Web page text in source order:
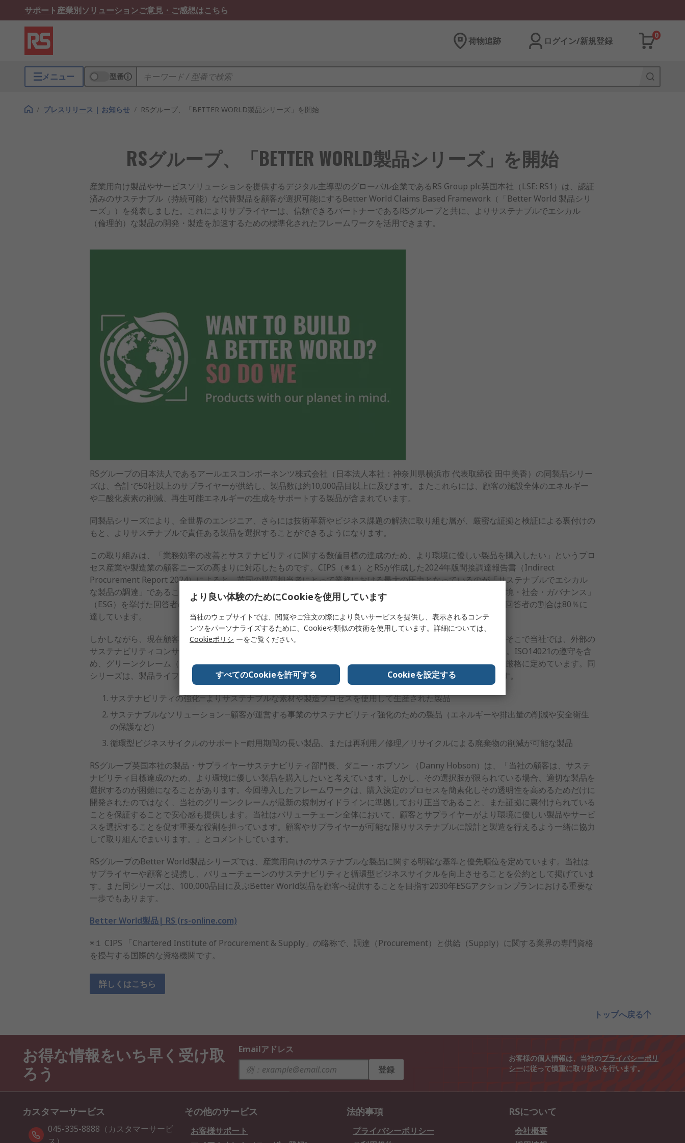
サポート産業別ソリューションご意見・ご感想はこちら
荷物追跡 ログイン/新規登録
0
メニュー 型番
/ プレスリリース | お知らせ / RSグループ、「BETTER WORLD製品シリーズ」を開始
RSグループ、「BETTER WORLD製品シリーズ」を開始
産業用向け製品やサービスソリューションを提供するデジタル主導型のグローバル企業であるRS Group plc英国本社（LSE: RS1）は、認証
済みのサステナブル（持続可能）な代替製品を顧客が選択可能にするBetter World Claims Based Framework（「Better World 製品シリ
ーズ」）を発表しました。これによりサプライヤーは、信頼できるパートナーであるRSグループと共に、よりサステナブルでエシカル
（倫理的）な製品の開発・製造を加速するための標準化されたフレームワークを活用できます。
RSグループの日本法人であるアールエスコンポーネンツ株式会社（日本法人本社：神奈川県横浜市 代表取締役 田中美香）の同製品シリー
ズは、合計で50社以上のサプライヤーが供給し、製品数は約10,000品目以上に及びます。またこれらには、顧客の施設全体のエネルギー
や二酸化炭素の削減、再生可能エネルギーの生成をサポートする製品が含まれています。
同製品シリーズにより、全世界のエンジニア、さらには技術革新やビジネス課題の解決に取り組む層が、厳密な証拠と検証による裏付けの
もと、よりサステナブルで責任ある製品を選択することができるようになります。
この取り組みは、「業務効率の改善とサステナビリティに関する数値目標の達成のため、より環境に優しい製品を購入したい」というプロ
セス産業や製造業の顧客ニーズの高まりに対応したものです。CIPS（※１ ）とRSが作成した2024年版間接調達報告書（Indirect
Procurement Report 2024）によると、英国の購買担当者にとって業務における最大の圧力となっているのが「サステナブルでエシカル
な製品の調達」であることが明らかになっています。また、製品やサービスを選択する際の重要な要素として「環境・社会・ガバナンス」
（ESG）を挙げた回答者の割合は71％に、また「価格が割高であってもサステナブルな製品を購入する」と答えた回答者の割合は80％に
達しています。
しかしながら、現在顧客がサステナブルな製品を購入する際には、選択肢が限られており、混乱も生じています。そこで当社では、外部の
サステナビリティコンサルタントと協力し、その検証のもと「Better World製品シリーズ」を新たに開発しました。ISO14021の遵守を含
め、グリーンクレーム（環境訴求）法の策定と足並みをそろえて、製品のサステナビリティのカテゴリを明確かつ厳格に定めています。同
シリーズは、製品ライフサイクルの主な分野を対象としており、現在は主に以下3つのカテゴリに分類されています。
サステナビリティの強化―よりサステナブルな素材や製造プロセスを使用して生産された製品
サステナブルなソリューション―顧客が運営する事業のサステナビリティ強化のための製品（エネルギーや排出量の削減や安全衛生
の保護など）
循環型ビジネスサイクルのサポート―耐用期間の長い製品、または再利用／修理／リサイクルによる廃棄物の削減が可能な製品
RSグループ英国本社の製品・サプライヤーサステナビリティ部門長、ダニー・ホブソン （Danny Hobson）は、「当社の顧客は、サステ
ナビリティ目標達成のため、より環境に優しい製品を購入したいと考えています。しかし、その選択肢が限られている場合、適切な製品を
選択するのが困難になることがあります。今回導入したフレームワークは、購入決定のプロセスを簡素化しその透明性を高めるためだけに
開発されたのではなく、当社のグリーンクレームが最新の規制ガイドラインに準拠しており正当であること、また証拠に裏付けられている
ことを保証することで安心感も提供します。当社はバリューチェーン全体において、顧客とサプライヤーがより環境に優しい製品やサービ
スを選択することを促す重要な役割を担っています。顧客やサプライヤーが可能な限りサステナブルに設計と製造を行えるよう一緒に協力
して取り組んでまいります。」とコメントしています。
RSグループのBetter World製品シリーズでは、産業用向けのサステナブルな製品に関する明確な基準と優先順位を定めています。当社は
サプライヤーや顧客と提携し、バリューチェーンのサステナビリティと循環型ビジネスサイクルを向上させることを公約として掲げていま
す。また同シリーズは、100,000品目に及ぶBetter World製品を顧客へ提供することを目指す2030年ESGアクションプランにおける重要な
一歩でもあります。
Better World製品| RS (rs-online.com)
※１ CIPS 「Chartered Institute of Procurement & Supply」の略称で、調達（Procurement）と供給（Supply）に関する業界の専門資格
を授与する国際的な資格機関です。
詳しくはこちら
トップへ戻る
お得な情報をいち早く受け取
ろう
Emailアドレス
登録
お客様の個人情報は、当社のプライバシーポリ
シーに従って慎重に取り扱いを行います。
カスタマーサービス
045-335-8888（カスタマーサービ
その他のサービス
お客様サポート
法的事項
プライバシーポリシー
RSについて
会社概要
より良い体験のためにCookieを使用しています
当社のウェブサイトでは、閲覧やご注文の際により良いサービスを提供し、表示されるコンテ
ンツをパーソナライズするために、Cookieや類似の技術を使用しています。詳細については、
Cookieポリシ ーをご覧ください。
すべてのCookieを許可する Cookieを設定する